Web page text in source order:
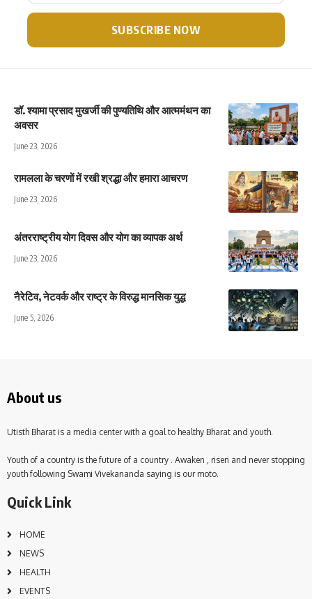
डॉ. श्यामा प्रसाद मुखर्जी की पुण्यतिथि और आत्ममंथन का
अवसर
June 23, 2026
रामलला के चरणों में रखी श्रद्धा और हमारा आचरण
June 23, 2026
अंतरराष्ट्रीय योग दिवस और योग का व्यापक अर्थ
June 23, 2026
नैरेटिव, नेटवर्क और राष्ट्र के विरुद्ध मानसिक युद्ध
June 5, 2026
About us
Utisth Bharat is a media center with a goal to healthy Bharat and youth.
Youth of a country is the future of a country . Awaken , risen and never stopping
youth following Swami Vivekananda saying is our moto.
Quick Link
HOME
NEWS
HEALTH
EVENTS